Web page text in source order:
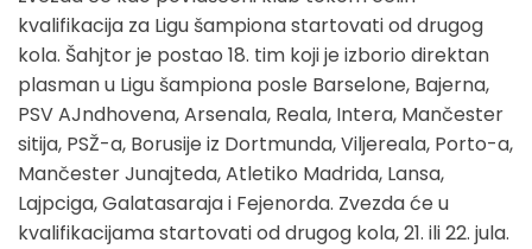
kvalifikacija za Ligu šampiona startovati od drugog
kola. Šahjtor je postao 18. tim koji je izborio direktan
plasman u Ligu šampiona posle Barselone, Bajerna,
PSV AJndhovena, Arsenala, Reala, Intera, Mančester
sitija, PSŽ-a, Borusije iz Dortmunda, Viljereala, Porto-a,
Mančester Junajteda, Atletiko Madrida, Lansa,
Lajpciga, Galatasaraja i Fejenorda. Zvezda će u
kvalifikacijama startovati od drugog kola, 21. ili 22. jula.